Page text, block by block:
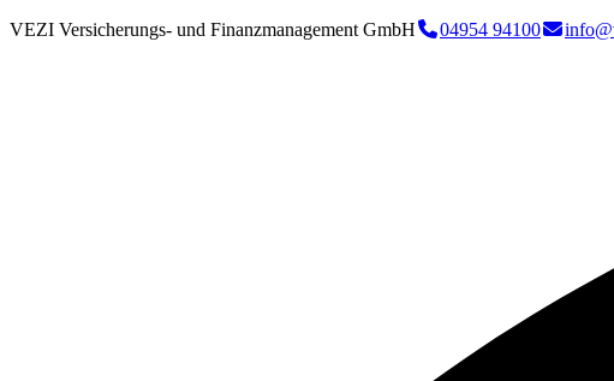
VEZI Versicherungs- und Finanzmanagement GmbH 04954 94100